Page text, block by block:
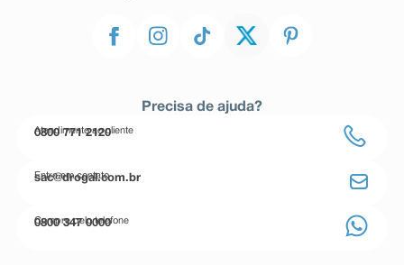
Precisa de ajuda?
Atendimento ao cliente
0800 771 2120
Entre em contato
sac@drogal.com.br
Compre pelo telefone
0800 347 0000